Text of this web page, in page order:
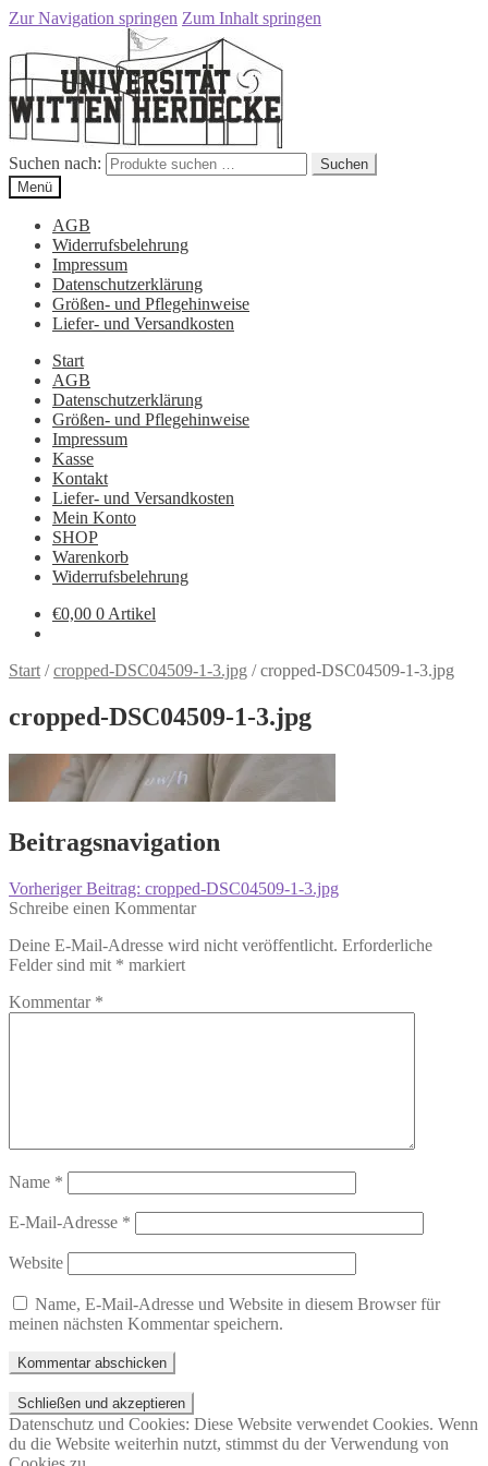
Zur Navigation springen Zum Inhalt springen
Suchen nach:
Suchen
Menü
AGB
Widerrufsbelehrung
Impressum
Datenschutzerklärung
Größen- und Pflegehinweise
Liefer- und Versandkosten
Start
AGB
Datenschutzerklärung
Größen- und Pflegehinweise
Impressum
Kasse
Kontakt
Liefer- und Versandkosten
Mein Konto
SHOP
Warenkorb
Widerrufsbelehrung
€0,00 0 Artikel
Start /cropped-DSC04509-1-3.jpg /cropped-DSC04509-1-3.jpg
cropped-DSC04509-1-3.jpg
Beitragsnavigation
Vorheriger Beitrag: cropped-DSC04509-1-3.jpg
Schreibe einen Kommentar
Deine E-Mail-Adresse wird nicht veröffentlicht. Erforderliche
Felder sind mit * markiert
Kommentar *
Name *
E-Mail-Adresse *
Website
Name, E-Mail-Adresse und Website in diesem Browser für
meinen nächsten Kommentar speichern.
Datenschutz und Cookies: Diese Website verwendet Cookies. Wenn
du die Website weiterhin nutzt, stimmst du der Verwendung von